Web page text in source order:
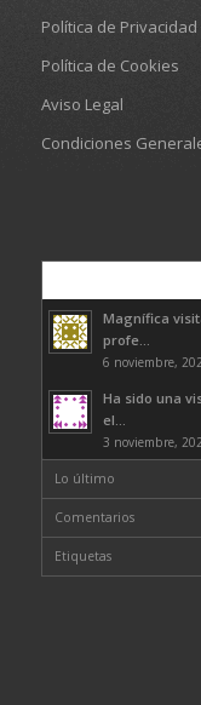
Política de Privacidad
Política de Cookies
Aviso Legal
Condiciones
Magnífica
profe...
6 noviembre,
Ha sido una
el...
3 noviembre,
Lo último
Comentarios
Etiquetas